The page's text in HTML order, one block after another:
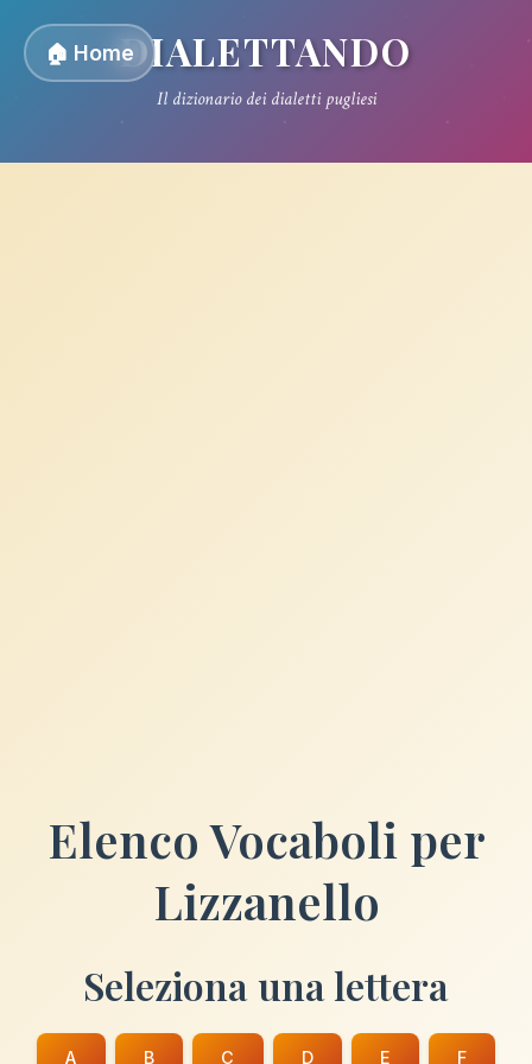
🏠 HomeDIALETTANDO
Il dizionario dei dialetti pugliesi
Elenco Vocaboli per
Lizzanello
Seleziona una lettera
A B C D E F